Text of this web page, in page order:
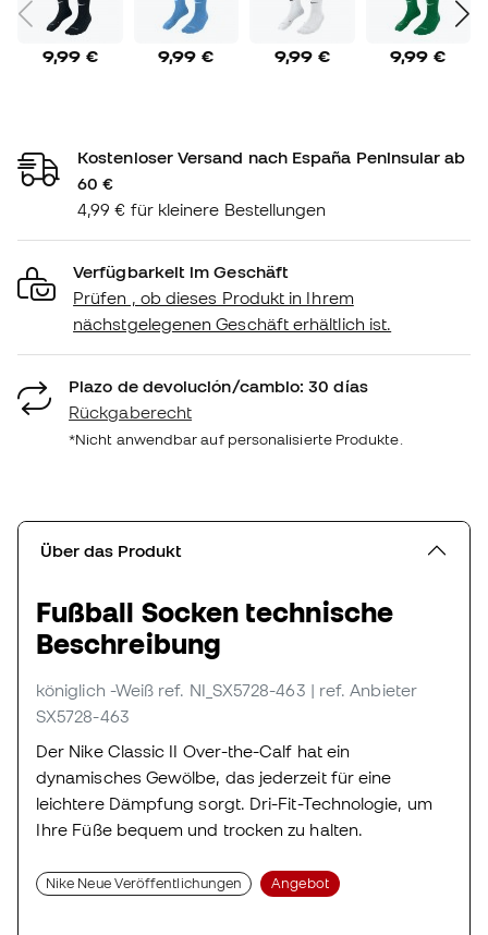
9,99 € 9,99 € 9,99 € 9,99 €
Kostenloser Versand nach España Peninsular ab
60 €
4,99 € für kleinere Bestellungen
Verfügbarkeit im Geschäft
Prüfen , ob dieses Produkt in Ihrem
nächstgelegenen Geschäft erhältlich ist.
Plazo de devolución/cambio: 30 días
Rückgaberecht
*Nicht anwendbar auf personalisierte Produkte.
Über das Produkt
Fußball Socken technische
Beschreibung
königlich -Weiß ref. NI_SX5728-463 | ref. Anbieter
SX5728-463
Der Nike Classic II Over-the-Calf hat ein
dynamisches Gewölbe, das jederzeit für eine
leichtere Dämpfung sorgt. Dri-Fit-Technologie, um
Ihre Füße bequem und trocken zu halten.
Nike Neue Veröffentlichungen Angebot